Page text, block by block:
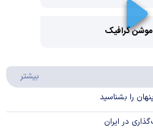
Video
گرافیک
بیشتر
در ایران